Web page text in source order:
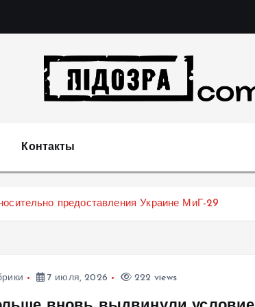
Контакты
предоставления Украине МиГ-29
7 июля, 2026 222 views